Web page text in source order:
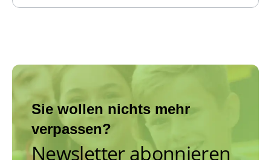
Sie wollen nichts mehr
verpassen?
Newsletter abonnieren